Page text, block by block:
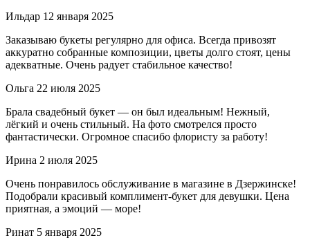
Ильдар 12 января 2025
Заказываю букеты регулярно для офиса. Всегда привозят
аккуратно собранные композиции, цветы долго стоят, цены
адекватные. Очень радует стабильное качество!
Ольга 22 июля 2025
Брала свадебный букет — он был идеальным! Нежный,
лёгкий и очень стильный. На фото смотрелся просто
фантастически. Огромное спасибо флористу за работу!
Ирина 2 июля 2025
Очень понравилось обслуживание в магазине в Дзержинске!
Подобрали красивый комплимент-букет для девушки. Цена
приятная, а эмоций — море!
Ринат 5 января 2025